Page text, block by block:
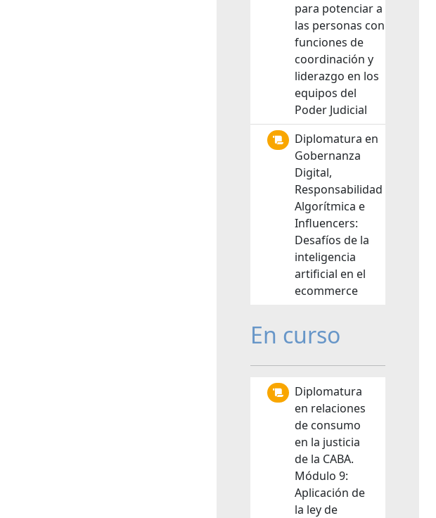
para potenciar a
las personas con
funciones de
coordinación y
liderazgo en los
equipos del
Poder Judicial
Diplomatura en
Gobernanza
Digital,
Responsabilidad
Algorítmica e
Influencers:
Desafíos de la
inteligencia
artificial en el
ecommerce
En curso
Diplomatura
en relaciones
de consumo
en la justicia
de la CABA.
Módulo 9:
Aplicación de
la ley de